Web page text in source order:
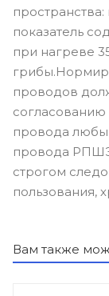
показатель
при нагреве
проводов
согласованию
провода
провода
строгом
пользования,
Вам также